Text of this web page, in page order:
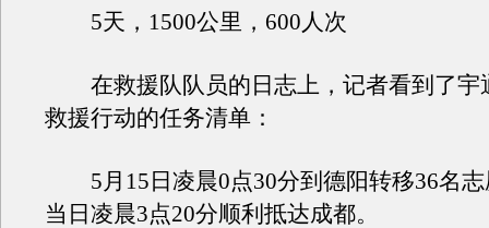
5天，1500公里，600人次
在救援队队员的日志上，记者看到了宇
救援行动的任务清单：
5月15日凌晨0点30分到德阳转移36名志
当日凌晨3点20分顺利抵达成都。